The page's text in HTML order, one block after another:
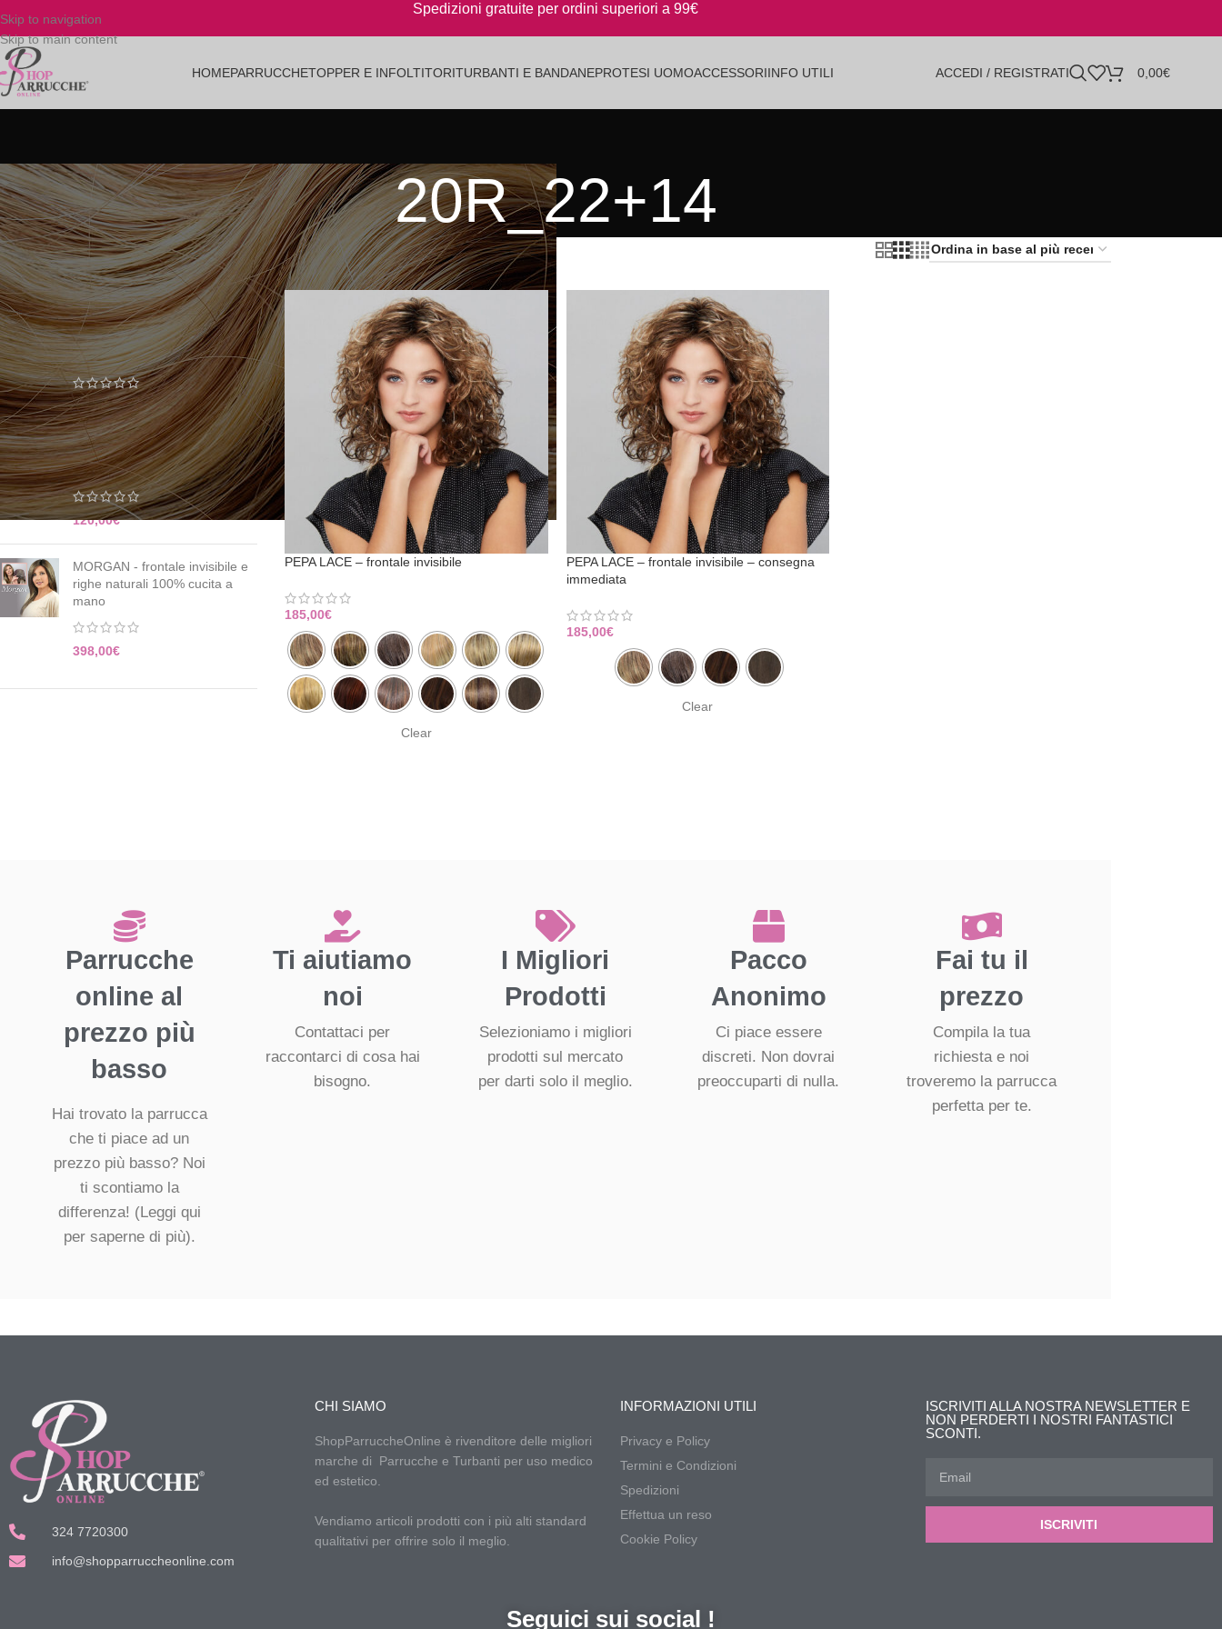
Skip to navigation
Skip to main content
Spedizioni gratuite per ordini superiori a 99€
HOMEPARRUCCHETOPPER E INFOLTITORITURBANTI E BANDANEPROTESI UOMOACCESSORIINFO UTILI ACCEDI / REGISTRATI 0,00€
20R_22+14
PRODOTTI PIÙ VENDUTI
ENERGY HH MEDIUM - Capelli
Veri - lunghezza capelli 45cm
785,00€
Fascia con Capelli (Headband
Wig) - Biondo Chiarissimo
120,00€
MORGAN - frontale invisibile e
righe naturali 100% cucita a
mano
398,00€
Home /Prodotto Colori/20R_22+14
PEPA LACE – frontale invisibile
185,00€
Clear
PEPA LACE – frontale invisibile – consegna
immediata
185,00€
Clear
Parrucche
online al
prezzo più
basso
Hai trovato la parrucca
che ti piace ad un
prezzo più basso? Noi
ti scontiamo la
differenza! (Leggi qui
per saperne di più).
Ti aiutiamo
noi
Contattaci per
raccontarci di cosa hai
bisogno.
I Migliori
Prodotti
Selezioniamo i migliori
prodotti sul mercato
per darti solo il meglio.
Pacco
Anonimo
Ci piace essere
discreti. Non dovrai
preoccuparti di nulla.
Fai tu il
prezzo
Compila la tua
richiesta e noi
troveremo la parrucca
perfetta per te.
324 7720300
info@shopparruccheonline.com
CHI SIAMO
ShopParruccheOnline è rivenditore delle migliori
marche di Parrucche e Turbanti per uso medico
ed estetico.
Vendiamo articoli prodotti con i più alti standard
qualitativi per offrire solo il meglio.
INFORMAZIONI UTILI
Privacy e Policy
Termini e Condizioni
Spedizioni
Effettua un reso
Cookie Policy
ISCRIVITI ALLA NOSTRA NEWSLETTER E
NON PERDERTI I NOSTRI FANTASTICI
SCONTI.
ISCRIVITI
Seguici sui social !